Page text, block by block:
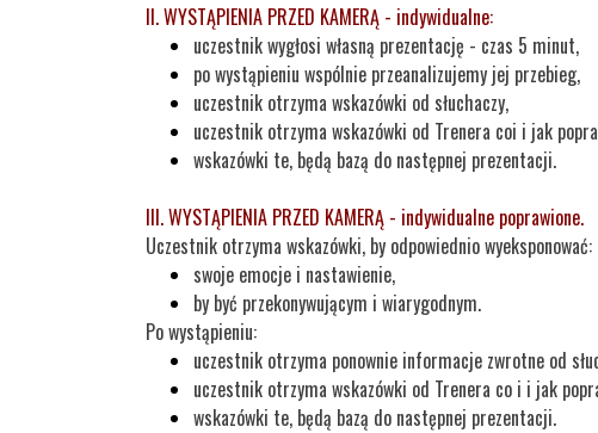
II. WYSTĄPIENIA PRZED KAMERĄ - indywidualne:
uczestnik wygłosi własną prezentację - czas 5 minut,
po wystąpieniu wspólnie przeanalizujemy jej przebieg,
uczestnik otrzyma wskazówki od słuchaczy,
uczestnik otrzyma wskazówki od Trenera coi i jak
wskazówki te, będą bazą do następnej prezentacji.
III. WYSTĄPIENIA PRZED KAMERĄ - indywidualne poprawione.
Uczestnik otrzyma wskazówki, by odpowiednio wyeksponować:
swoje emocje i nastawienie,
by być przekonywującym i wiarygodnym.
Po wystąpieniu:
uczestnik otrzyma ponownie informacje zwrotne od
uczestnik otrzyma wskazówki od Trenera co i i jak
wskazówki te, będą bazą do następnej prezentacji.